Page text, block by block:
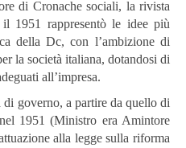
di Cronache sociali, la rivista
1951 rappresentò le idee più
della Dc, con l’ambizione di
la società italiana, dotandosi di
all’impresa.
governo, a partire da quello di
1951 (Ministro era Amintore
alla legge sulla riforma